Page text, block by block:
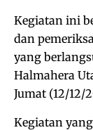
Kegiatan ini
dan
yang
Halmahera
Jumat (12/12/
Kegiatan